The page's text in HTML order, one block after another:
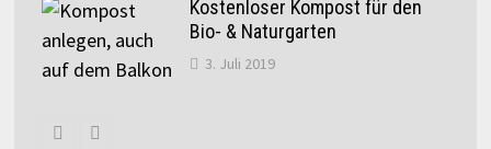
Kostenloser Kompost für den
Bio- & Naturgarten
3. Juli 2019